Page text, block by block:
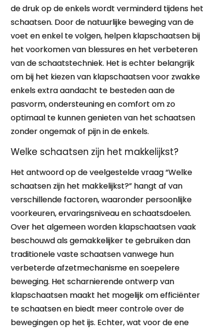
de druk op de enkels wordt verminderd tijdens het
schaatsen. Door de natuurlijke beweging van de
voet en enkel te volgen, helpen klapschaatsen bij
het voorkomen van blessures en het verbeteren
van de schaatstechniek. Het is echter belangrijk
om bij het kiezen van klapschaatsen voor zwakke
enkels extra aandacht te besteden aan de
pasvorm, ondersteuning en comfort om zo
optimaal te kunnen genieten van het schaatsen
zonder ongemak of pijn in de enkels.
Welke schaatsen zijn het makkelijkst?
Het antwoord op de veelgestelde vraag “Welke
schaatsen zijn het makkelijkst?” hangt af van
verschillende factoren, waaronder persoonlijke
voorkeuren, ervaringsniveau en schaatsdoelen.
Over het algemeen worden klapschaatsen vaak
beschouwd als gemakkelijker te gebruiken dan
traditionele vaste schaatsen vanwege hun
verbeterde afzetmechanisme en soepelere
beweging. Het scharnierende ontwerp van
klapschaatsen maakt het mogelijk om efficiënter
te schaatsen en biedt meer controle over de
bewegingen op het ijs. Echter, wat voor de ene